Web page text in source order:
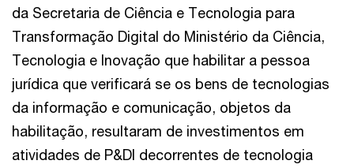
da Secretaria de Ciência e Tecnologia para
Transformação Digital do Ministério da Ciência,
Tecnologia e Inovação que habilitar a pessoa
jurídica que verificará se os bens de tecnologias
da informação e comunicação, objetos da
habilitação, resultaram de investimentos em
atividades de P&DI decorrentes de tecnologia